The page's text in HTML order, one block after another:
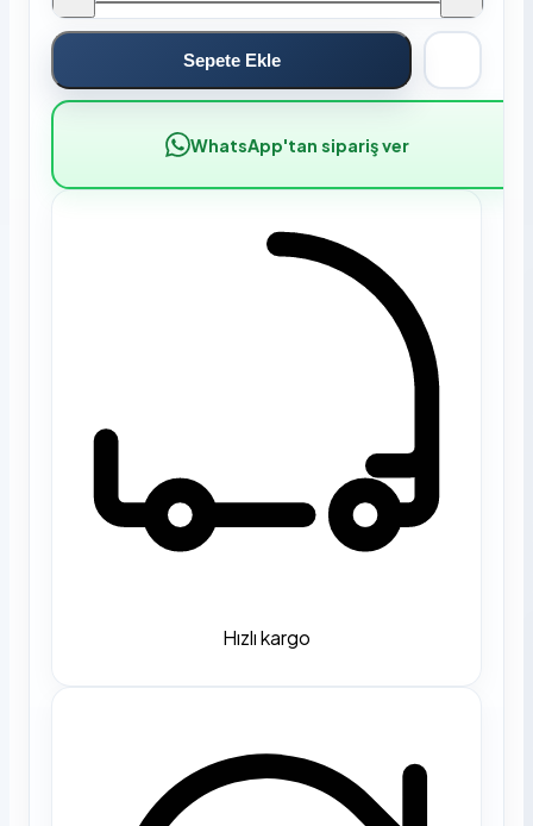
Sepete Ekle
WhatsApp'tan sipariş ver
Hızlı kargo